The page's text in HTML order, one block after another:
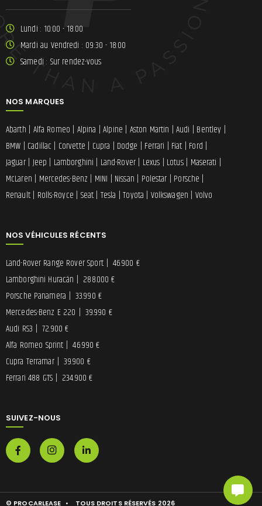
Lundi : 10:00 - 18:00
Mardi au Vendredi : 09:30 - 18:00
Samedi : Sur rendez-vous
NOS MARQUES
Abarth | Alfa Romeo | Alpina |Alpine | Aston Martin |Audi | Bentley |
BMW | Cadillac | Corvette | Cupra | Dodge | Ferrari | Fiat | Ford |
Jaguar| Jeep | Lamborghini | Land-Rover| Lexus | Lotus| Maserati |
McLaren | Mercedes-Benz | MINI | Nissan | Polestar | Porsche |
Renault| Rolls-Royce | Seat | Tesla |Toyota | Volkswagen | Volvo
NOS VÉHICULES RÉCENTS
Land-Rover Range Rover Sport | 46.900 €
Lamborghini Huracán | 288.000 €
Porsche Panamera | 33.990 €
Mercedes-Benz E 220 | 39.990 €
Audi RS3 | 72.900 €
Alfa Romeo Sprint | 46.990 €
Cupra Terramar | 39.900 €
Ferrari 488 GTS | 234.900 €
SUIVEZ-NOUS
© PROCARLEASE • TOUS DROITS RÉSERVÉS 2026